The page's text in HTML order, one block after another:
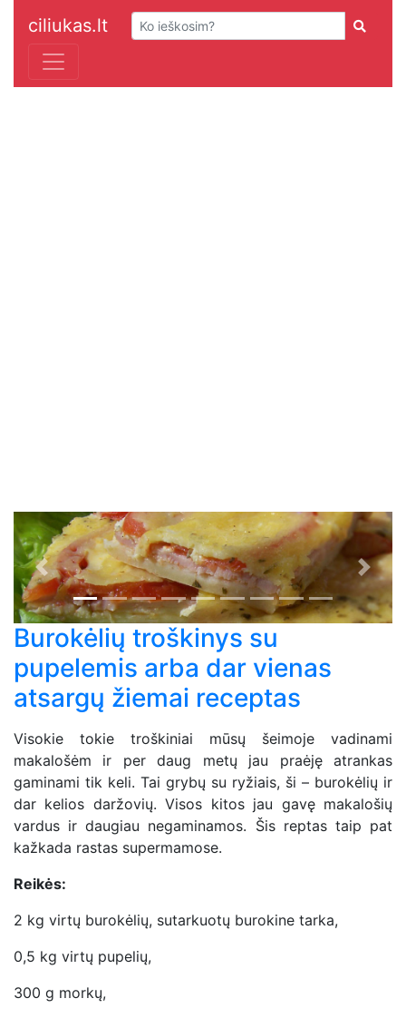
ciliukas.lt
Previous Next
Burokėlių troškinys su
pupelemis arba dar vienas
atsargų žiemai receptas
Visokie tokie troškiniai mūsų šeimoje vadinami
makalošėm ir per daug metų jau praėję atrankas
gaminami tik keli. Tai grybų su ryžiais, ši – burokėlių ir
dar kelios daržovių. Visos kitos jau gavę makalošių
vardus ir daugiau negaminamos. Šis reptas taip pat
kažkada rastas supermamose.
Reikės:
2 kg virtų burokėlių, sutarkuotų burokine tarka,
0,5 kg virtų pupelių,
300 g morkų,